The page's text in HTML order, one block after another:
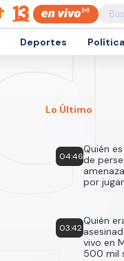
Deportes Política
Lo Último
04:46
Quién
de
por
03:42
Quién
vivo en
500 mil